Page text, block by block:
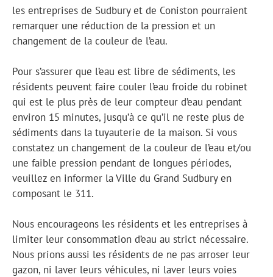
les entreprises de Sudbury et de Coniston pourraient
remarquer une réduction de la pression et un
changement de la couleur de l’eau.
Pour s’assurer que l’eau est libre de sédiments, les
résidents peuvent faire couler l’eau froide du robinet
qui est le plus près de leur compteur d’eau pendant
environ 15 minutes, jusqu’à ce qu’il ne reste plus de
sédiments dans la tuyauterie de la maison. Si vous
constatez un changement de la couleur de l’eau et/ou
une faible pression pendant de longues périodes,
veuillez en informer la Ville du Grand Sudbury en
composant le 311.
Nous encourageons les résidents et les entreprises à
limiter leur consommation d’eau au strict nécessaire.
Nous prions aussi les résidents de ne pas arroser leur
gazon, ni laver leurs véhicules, ni laver leurs voies